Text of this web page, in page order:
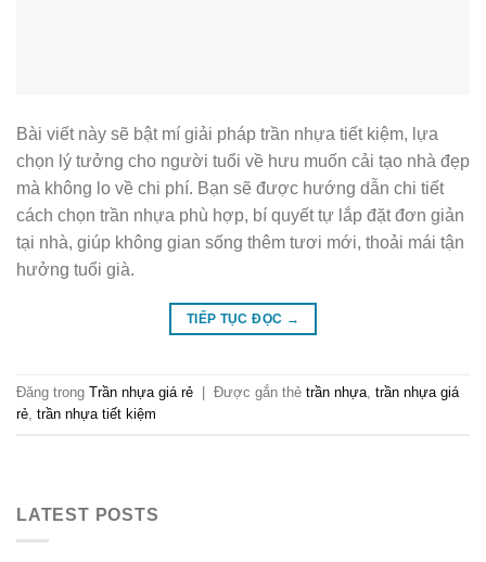
Bài viết này sẽ bật mí giải pháp trần nhựa tiết kiệm, lựa
chọn lý tưởng cho người tuổi về hưu muốn cải tạo nhà đẹp
mà không lo về chi phí. Bạn sẽ được hướng dẫn chi tiết
cách chọn trần nhựa phù hợp, bí quyết tự lắp đặt đơn giản
tại nhà, giúp không gian sống thêm tươi mới, thoải mái tận
hưởng tuổi già.
TIẾP TỤC ĐỌC →
Đăng trong Trần nhựa giá rẻ Được gắn thẻ trần nhựa, trần nhựa giá
rẻ, trần nhựa tiết kiệm
LATEST POSTS